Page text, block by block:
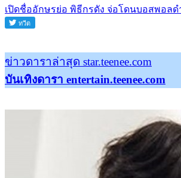
เปิดชื่ออักษรย่อ พิธีกรดัง จ่อโดนบอสพอลด
ข่าวดาราล่าสุด star.teenee.com
บันเทิงดารา entertain.teenee.com